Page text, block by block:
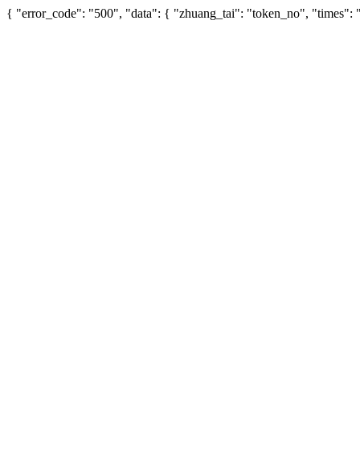
{ "error_code": "500", "data": { "zhuang_tai": "token_no", "times":